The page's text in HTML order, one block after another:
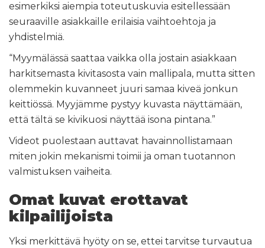
esimerkiksi aiempia toteutuskuvia esitellessään
seuraaville asiakkaille erilaisia vaihtoehtoja ja
yhdistelmiä.
“Myymälässä saattaa vaikka olla jostain asiakkaan
harkitsemasta kivitasosta vain mallipala, mutta sitten
olemmekin kuvanneet juuri samaa kiveä jonkun
keittiössä. Myyjämme pystyy kuvasta näyttämään,
että tältä se kivikuosi näyttää isona pintana.”
Videot puolestaan auttavat havainnollistamaan
miten jokin mekanismi toimii ja oman tuotannon
valmistuksen vaiheita.
Omat kuvat erottavat
kilpailijoista
Yksi merkittävä hyöty on se, ettei tarvitse turvautua